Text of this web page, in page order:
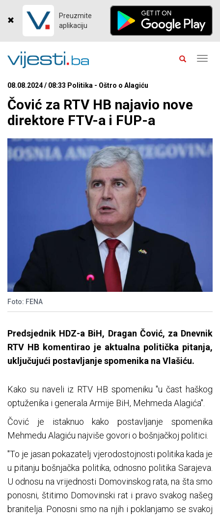
Preuzmite
aplikaciju
08.08.2024 / 08:33 Politika - Oštro o Alagiću
Čović za RTV HB najavio nove
direktore FTV-a i FUP-a
Foto: FENA
Predsjednik HDZ-a BiH, Dragan Čović, za Dnevnik
RTV HB komentirao je aktualna politička pitanja,
uključujući postavljanje spomenika na Vlašiću.
Kako su naveli iz RTV HB spomeniku "u čast haškog
optuženika i generala Armije BiH, Mehmeda Alagića".
Čović je istaknuo kako postavljanje spomenika
Mehmedu Alagiću najviše govori o bošnjačkoj politici.
"To je jasan pokazatelj vjerodostojnosti politika kada je
u pitanju bošnjačka politika, odnosno politika Sarajeva.
U odnosu na vrijednosti Domovinskog rata, na šta smo
ponosni, štitimo Domovinski rat i pravo svakog našeg
branitelja. Ponosni smo na njih i poklanjamo se svakoj